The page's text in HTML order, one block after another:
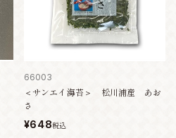
66003
＜サンエイ海苔＞ 松川浦産 あお
さ
¥648税込